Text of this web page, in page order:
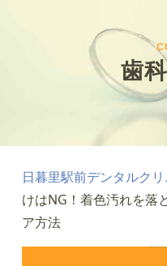
歯
日暮里駅前デンタルクリ
けはNG！着色汚れを落
ア方法